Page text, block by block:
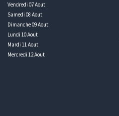
Vendredi 07 Aout
Samedi 08 Aout
Dimanche 09 Aout
Lundi 10 Aout
Mardi 11 Aout
Mercredi 12 Aout